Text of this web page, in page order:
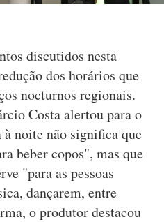
discutidos nesta
dos horários que
nocturnos regionais.
Costa alertou para o
noite não significa que
beber copos", mas que
"para as pessoas
dançarem, entre
o produtor destacou